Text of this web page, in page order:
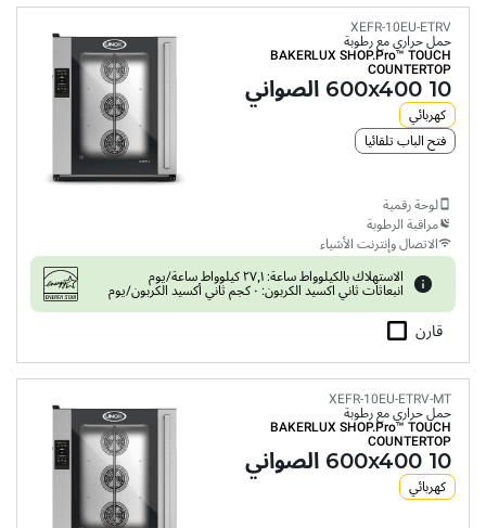
XEFR-10EU-ETRV
حمل حراري مع رطوبة
BAKERLUX SHOP.Pro™ TOUCH
COUNTERTOP
10 600x400 الصواني
كهربائي
فتح الباب تلقائيا
لوحة رقمية
مراقبة الرطوبة
الاتصال وإنترنت الأشياء
الاستهلاك بالكيلوواط ساعة: ٢٧٫١ كيلوواط ساعة/يوم
انبعاثات ثاني اكسيد الكربون: ٠ كجم ثاني أكسيد الكربون/يوم
قارن
XEFR-10EU-ETRV-MT
حمل حراري مع رطوبة
BAKERLUX SHOP.Pro™ TOUCH
COUNTERTOP
10 600x400 الصواني
كهربائي